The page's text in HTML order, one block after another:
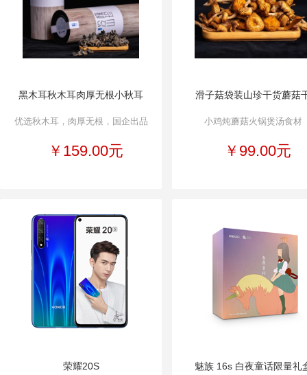
黑木耳秋木耳肉厚无根小秋耳
优选秋木耳，肉厚无根，国企出品
￥159.00元
滑子菇袋装山珍干货蘑菇
小鸡炖蘑菇火锅煲汤食材
￥99.00元
荣耀20S 魅族 16s 白夜童话限量礼